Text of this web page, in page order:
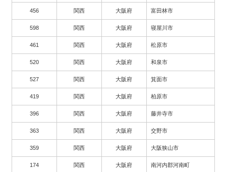
456 関西 大阪府 富田林市
598 関西 大阪府 寝屋川市
461 関西 大阪府 松原市
520 関西 大阪府 和泉市
527 関西 大阪府 箕面市
419 関西 大阪府 柏原市
396 関西 大阪府 藤井寺市
363 関西 大阪府 交野市
359 関西 大阪府 大阪狭山市
174 関西 大阪府 南河内郡河南町